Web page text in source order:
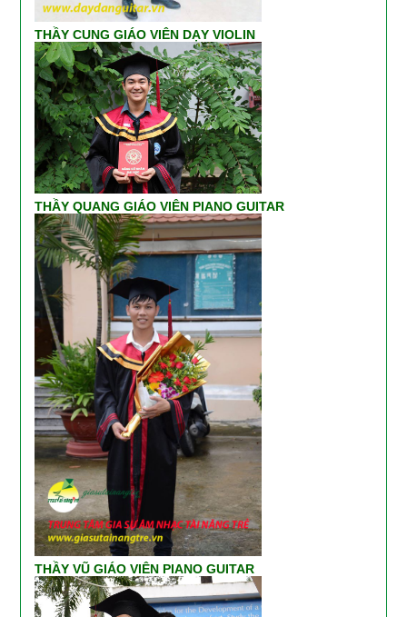
THẦY CUNG GIÁO VIÊN DẠY VIOLIN
THẦY QUANG GIÁO VIÊN PIANO GUITAR
THẦY VŨ GIÁO VIÊN PIANO GUITAR